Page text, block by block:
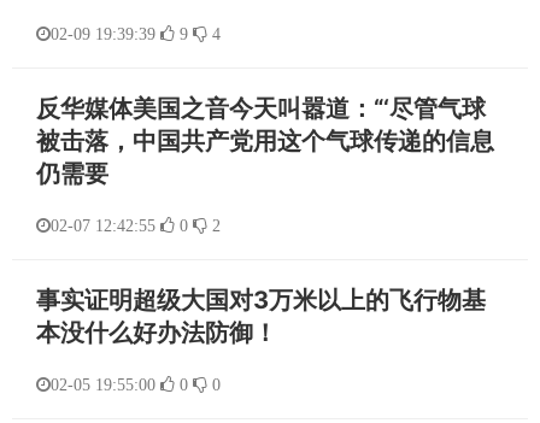
02-09 19:39:39 9 4
反华媒体美国之音今天叫嚣道：“‘尽管气球
被击落，中国共产党用这个气球传递的信息
仍需要
02-07 12:42:55 0 2
事实证明超级大国对3万米以上的飞行物基
本没什么好办法防御！
02-05 19:55:00 0 0